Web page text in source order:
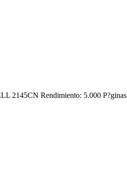
2145CN Rendimiento: 5.000 P?ginas